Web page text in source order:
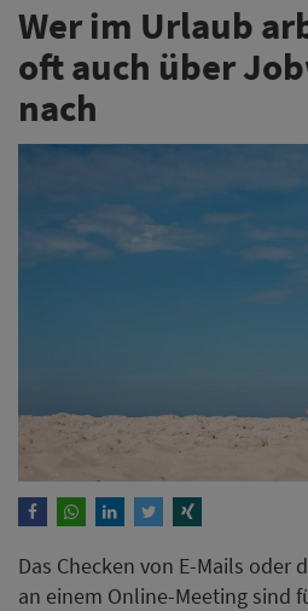
Wer im Urlaub
oft auch über
nach
Das Checken von E-Mails oder
an einem Online-Meeting sind